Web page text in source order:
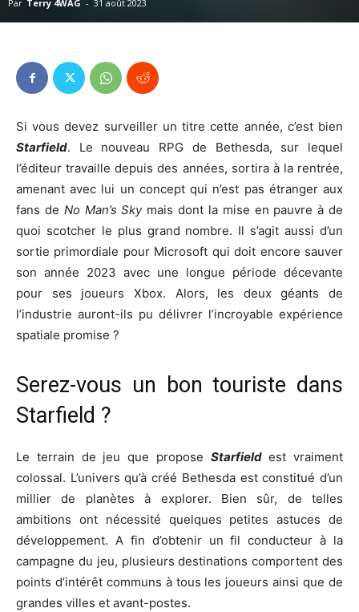
Par Terry 4WAG - 31 août 2023
Si vous devez surveiller un titre cette année, c’est bien
Starfield. Le nouveau RPG de Bethesda, sur lequel
l’éditeur travaille depuis des années, sortira à la rentrée,
amenant avec lui un concept qui n’est pas étranger aux
fans de No Man’s Skymais dont la mise en pauvre à de
quoi scotcher le plus grand nombre. Il s’agit aussi d’un
sortie primordiale pour Microsoft qui doit encore sauver
son année 2023 avec une longue période décevante
pour ses joueurs Xbox. Alors, les deux géants de
l’industrie auront-ils pu délivrer l’incroyable expérience
spatiale promise ?
Serez-vous un bon touriste dans
Starfield ?
Le terrain de jeu que propose Starfieldest vraiment
colossal. L’univers qu’à créé Bethesda est constitué d’un
millier de planètes à explorer. Bien sûr, de telles
ambitions ont nécessité quelques petites astuces de
développement. A fin d’obtenir un fil conducteur à la
campagne du jeu, plusieurs destinations comportent des
points d’intérêt communs à tous les joueurs ainsi que de
grandes villes et avant-postes.